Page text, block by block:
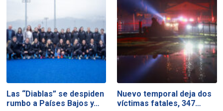
Las “Diablas” se despiden
rumbo a Países Bajos y…
Nuevo temporal deja dos
víctimas fatales, 347…